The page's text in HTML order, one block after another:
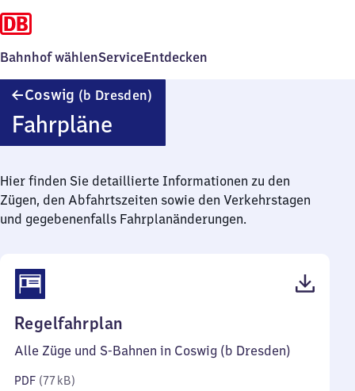
Bahnhof wählenServiceEntdecken
Coswig (b Dresden)
Fahrpläne
Hier finden Sie detaillierte Informationen zu den
Zügen, den Abfahrtszeiten sowie den Verkehrstagen
und gegebenenfalls Fahrplanänderungen.
Regelfahrplan
77
Alle Züge und S-Bahnen in Coswig (b Dresden)
PDF (77 kB)